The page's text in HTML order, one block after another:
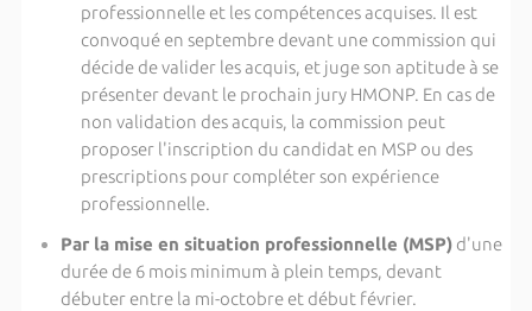
professionnelle et les compétences acquises. Il est
convoqué en septembre devant une commission qui
décide de valider les acquis, et juge son aptitude à se
présenter devant le prochain jury HMONP. En cas de
non validation des acquis, la commission peut
proposer l'inscription du candidat en MSP ou des
prescriptions pour compléter son expérience
professionnelle.
Par la mise en situation professionnelle (MSP)d'une
durée de 6 mois minimum à plein temps, devant
débuter entre la mi-octobre et début février.